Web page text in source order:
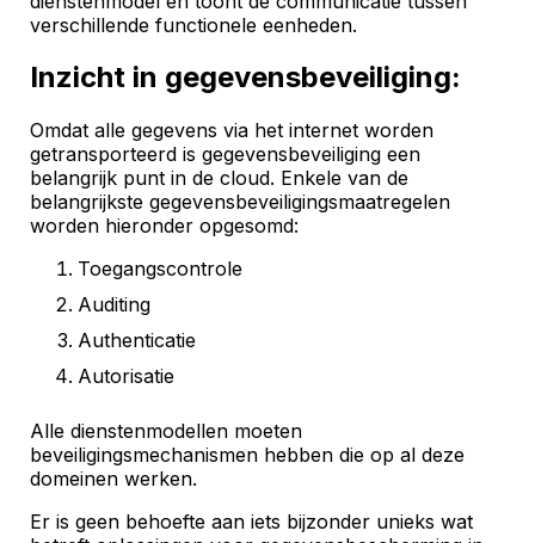
verschillende functionele eenheden.
Inzicht in gegevensbeveiliging:
Omdat alle gegevens via het internet worden
getransporteerd is gegevensbeveiliging een
belangrijk punt in de cloud. Enkele van de
belangrijkste gegevensbeveiligingsmaatregelen
worden hieronder opgesomd:
Toegangscontrole
Auditing
Authenticatie
Autorisatie
Alle dienstenmodellen moeten
beveiligingsmechanismen hebben die op al deze
domeinen werken.
Er is geen behoefte aan iets bijzonder unieks wat